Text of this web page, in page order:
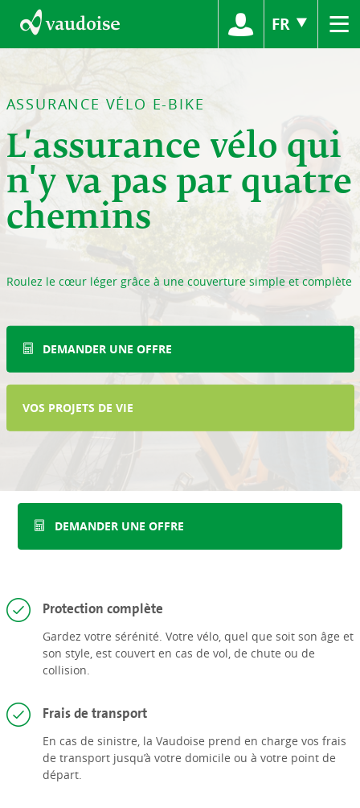
FR ≡
ASSURANCE VÉLO E-BIKE
L'assurance vélo qui
n'y va pas par quatre
chemins
Roulez le cœur léger grâce à une couverture simple et complète
DEMANDER UNE OFFRE
VOS PROJETS DE VIE
DEMANDER UNE OFFRE
Protection complète
Gardez votre sérénité. Votre vélo, quel que soit son âge et
son style, est couvert en cas de vol, de chute ou de
collision.
Frais de transport
En cas de sinistre, la Vaudoise prend en charge vos frais
de transport jusqu’à votre domicile ou à votre point de
départ.